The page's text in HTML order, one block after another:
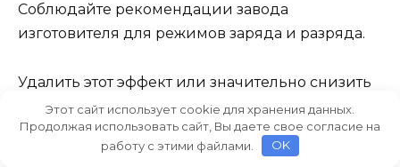
Соблюдайте рекомендации завода
изготовителя для режимов заряда и разряда.
Удалить этот эффект или значительно снизить
его помогает так называемая «тренировка»
аккумулятора. Она заключается в повторении
циклов полного заряда и разряда.
Этот сайт использует cookie для хранения данных.
Продолжая использовать сайт, Вы даете свое согласие на
работу с этими файлами.
OK